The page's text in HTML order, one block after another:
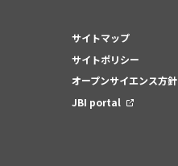
サイトマップ
サイトポリシー
オープンサイエンス方針
JBI portal